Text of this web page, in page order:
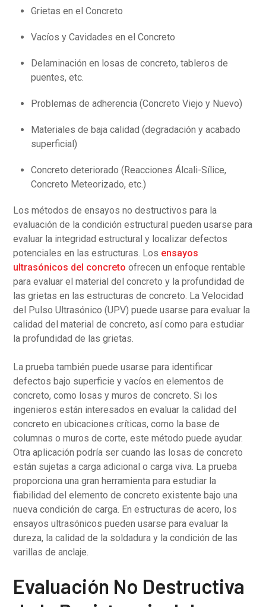
Grietas en el Concreto
Vacíos y Cavidades en el Concreto
Delaminación en losas de concreto, tableros de
puentes, etc.
Problemas de adherencia (Concreto Viejo y Nuevo)
Materiales de baja calidad (degradación y acabado
superficial)
Concreto deteriorado (Reacciones Álcali-Sílice,
Concreto Meteorizado, etc.)
Los métodos de ensayos no destructivos para la
evaluación de la condición estructural pueden usarse para
evaluar la integridad estructural y localizar defectos
potenciales en las estructuras. Los ensayos
ultrasónicos del concreto ofrecen un enfoque rentable
para evaluar el material del concreto y la profundidad de
las grietas en las estructuras de concreto. La Velocidad
del Pulso Ultrasónico (UPV) puede usarse para evaluar la
calidad del material de concreto, así como para estudiar
la profundidad de las grietas.
La prueba también puede usarse para identificar
defectos bajo superficie y vacíos en elementos de
concreto, como losas y muros de concreto. Si los
ingenieros están interesados en evaluar la calidad del
concreto en ubicaciones críticas, como la base de
columnas o muros de corte, este método puede ayudar.
Otra aplicación podría ser cuando las losas de concreto
están sujetas a carga adicional o carga viva. La prueba
proporciona una gran herramienta para estudiar la
fiabilidad del elemento de concreto existente bajo una
nueva condición de carga. En estructuras de acero, los
ensayos ultrasónicos pueden usarse para evaluar la
dureza, la calidad de la soldadura y la condición de las
varillas de anclaje.
Evaluación No Destructiva